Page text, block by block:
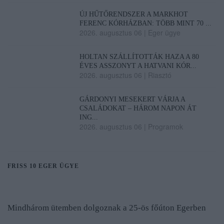
ÚJ HŰTŐRENDSZER A MARKHOT
FERENC KÓRHÁZBAN: TÖBB MINT 70 ...
2026. augusztus 06 Eger ügye
HOLTAN SZÁLLÍTOTTÁK HAZA A 80
ÉVES ASSZONYT A HATVANI KÓR...
2026. augusztus 06 Riasztó
GÁRDONYI MESEKERT VÁRJA A
CSALÁDOKAT – HÁROM NAPON ÁT
ING...
2026. augusztus 06 Programok
FRISS 10 EGER ÜGYE
Mindhárom ütemben dolgoznak a 25-ös főúton Egerben